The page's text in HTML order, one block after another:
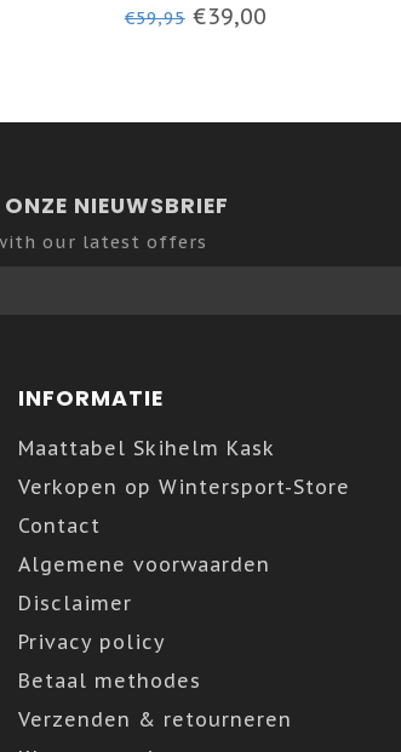
€59,95€39,00
NIEUWSBRIEF
our latest offers
INFORMATIE
Maattabel Skihelm Kask
Verkopen op Wintersport-Store
Contact
Algemene voorwaarden
Disclaimer
Privacy policy
Betaal methodes
Verzenden & retourneren